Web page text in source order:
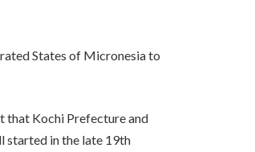
States of Micronesia to
that Kochi Prefecture and
started in the late 19th